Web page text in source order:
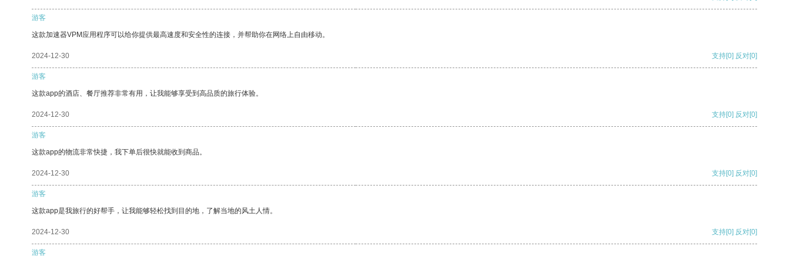
游客
这款加速器VPM应用程序可以给你提供最高速度和安全性的连接，并帮助你在网络上自由移动。
2024-12-30 支持[0] 反对[0]
游客
这款app的酒店、餐厅推荐非常有用，让我能够享受到高品质的旅行体验。
2024-12-30 支持[0] 反对[0]
游客
这款app的物流非常快捷，我下单后很快就能收到商品。
2024-12-30 支持[0] 反对[0]
游客
这款app是我旅行的好帮手，让我能够轻松找到目的地，了解当地的风土人情。
2024-12-30 支持[0] 反对[0]
游客